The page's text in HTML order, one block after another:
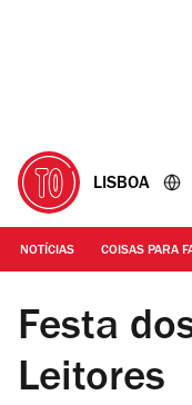
LISBOA
NOTÍCIAS COISAS PARA
Biblioteca Nacional
Festa
Leitores